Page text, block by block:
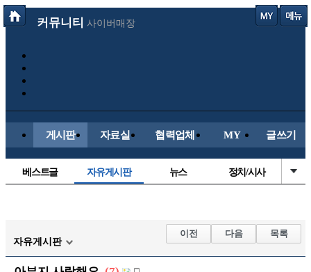
커뮤니티 사이버매장
게시판 자료실 협력업체 MY 글쓰기
베스트글 자유게시판 뉴스 정치/시사
해외축구
국내축구
자유게시판
이전 다음 목록